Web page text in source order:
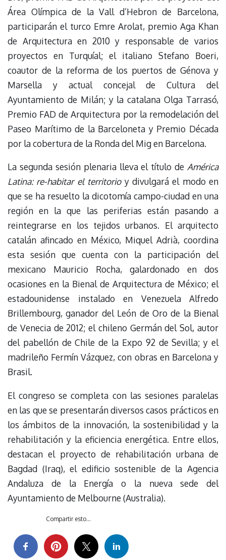
Área Olímpica de la Vall d’Hebron de Barcelona,
participarán el turco Emre Arolat, premio Aga Khan
de Arquitectura en 2010 y responsable de varios
proyectos en Turquíal; el italiano Stefano Boeri,
coautor de la reforma de los puertos de Génova y
Marsella y actual concejal de Cultura del
Ayuntamiento de Milán; y la catalana Olga Tarrasó,
Premio FAD de Arquitectura por la remodelación del
Paseo Marítimo de la Barceloneta y Premio Década
por la cobertura de la Ronda del Mig en Barcelona.
La segunda sesión plenaria lleva el título de América
Latina: re-habitar el territorioy divulgará el modo en
que se ha resuelto la dicotomía campo-ciudad en una
región en la que las periferias están pasando a
reintegrarse en los tejidos urbanos. El arquitecto
catalán afincado en México, Miquel Adrià, coordina
esta sesión que cuenta con la participación del
mexicano Mauricio Rocha, galardonado en dos
ocasiones en la Bienal de Arquitectura de México; el
estadounidense instalado en Venezuela Alfredo
Brillembourg, ganador del León de Oro de la Bienal
de Venecia de 2012; el chileno Germán del Sol, autor
del pabellón de Chile de la Expo 92 de Sevilla; y el
madrileño Fermín Vázquez, con obras en Barcelona y
Brasil.
El congreso se completa con las sesiones paralelas
en las que se presentarán diversos casos prácticos en
los ámbitos de la innovación, la sostenibilidad y la
rehabilitación y la eficiencia energética. Entre ellos,
destacan el proyecto de rehabilitación urbana de
Bagdad (Iraq), el edificio sostenible de la Agencia
Andaluza de la Energía o la nueva sede del
Ayuntamiento de Melbourne (Australia).
Compartir esto...